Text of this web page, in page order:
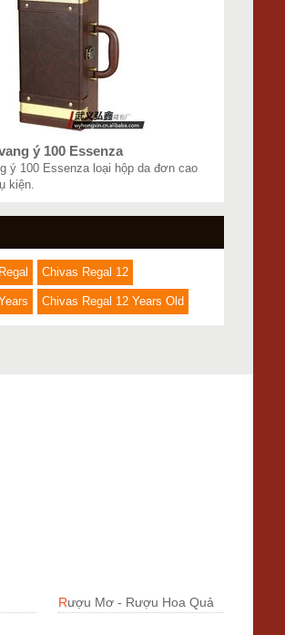
ý 100 Essenza
ý 100 Essenza loại hộp da đơn cao
kiện.
Chivas Regal 12
Chivas Regal 12 Years Old
Rượu Mơ - Rượu Hoa Quả